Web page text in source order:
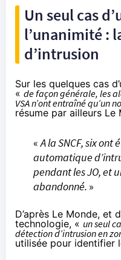
Un seul cas
l’unanimité :
d’intrusion
Sur les quelques cas
« de façon générale, les
VSA n’ont entraîné qu’un
résume par ailleurs Le
«A la SNCF, six
automatique
pendant les JO, et
abandonné. »
D’après Le Monde, et
technologie, « un seul
détection d’intrusion en
utilisée pour identifier